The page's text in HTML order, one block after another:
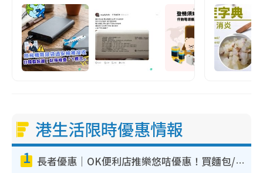
港生活限時優惠情報
1 長者優惠｜OK便利店推樂悠咭優惠！買麵包/牛奶/保健品拍卡即減